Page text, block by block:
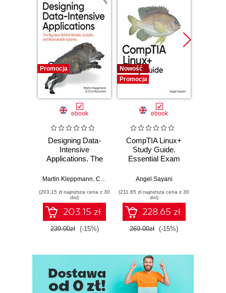
Promocja
ebook
Designing Data-
Intensive
Applications. The
Reliable, Scalable,
Systems. 2nd
Edition
Martin Kleppmann Chris Riccomini
(203,15 zł najniższa cena z 30
dni)
203.15 zł
239.00zł (-15%)
Nowość
Promocja
ebook
CompTIA Linux+
Study Guide.
Essential Exam
Angel Sayani
(211,65 zł najniższa cena z 30
dni)
228.65 zł
269.00zł (-15%)